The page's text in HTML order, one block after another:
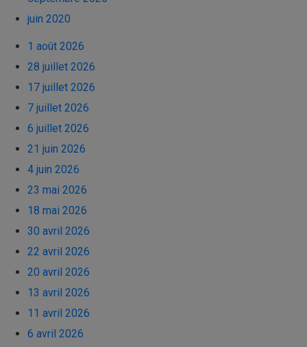
juin 2020
1 août 2026
28 juillet 2026
17 juillet 2026
7 juillet 2026
6 juillet 2026
21 juin 2026
4 juin 2026
23 mai 2026
18 mai 2026
30 avril 2026
22 avril 2026
20 avril 2026
13 avril 2026
11 avril 2026
6 avril 2026